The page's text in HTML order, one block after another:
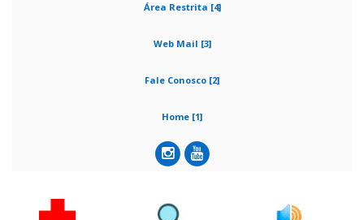
Área Restrita [4]
Web Mail [3]
Fale Conosco [2]
Home [1]